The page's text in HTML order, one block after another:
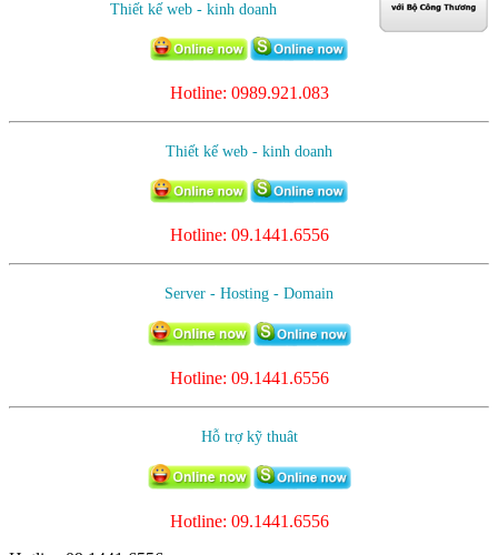
Thiết kế web - kinh doanh
Hotline: 0989.921.083
Thiết kế web - kinh doanh
Hotline: 09.1441.6556
Server - Hosting - Domain
Hotline: 09.1441.6556
Hỗ trợ kỹ thuât
Hotline: 09.1441.6556